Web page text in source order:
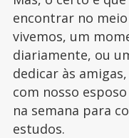
encontrar no
vivemos, um
diariamente, ou
dedicar às
com nosso
na semana para
estudos.